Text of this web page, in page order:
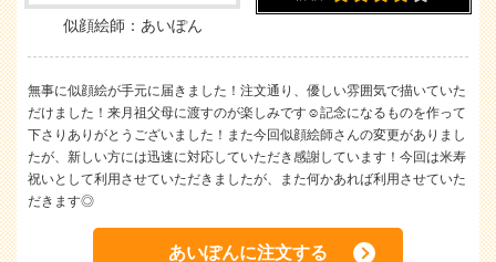
似顔絵師：あいぽん
無事に似顔絵が手元に届きました！注文通り、優しい雰囲気で描いていた
だけました！来月祖父母に渡すのが楽しみです☺️記念になるものを作って
下さりありがとうございました！また今回似顔絵師さんの変更がありまし
たが、新しい方には迅速に対応していただき感謝しています！今回は米寿
祝いとして利用させていただきましたが、また何かあれば利用させていた
だきます◎
あいぽんに注文する